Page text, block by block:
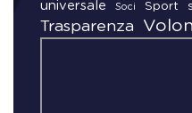
universale
Soci Sport
Trasparenza